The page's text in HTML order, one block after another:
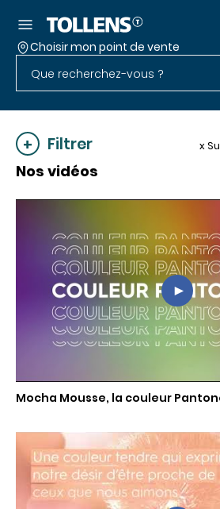
Passer la liste des
Choisir mon point de vente
Rechercher dans le site
Accéder au menu
Filtrer x
Nos vidéos
Mocha Mousse, la couleur